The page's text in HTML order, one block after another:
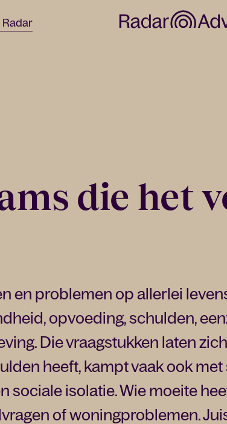
Radar
die het
en problemen op allerlei
opvoeding, schulden,
Die vraagstukken laten
heeft, kampt vaak ook met
sociale isolatie. Wie moeite
of woningproblemen.